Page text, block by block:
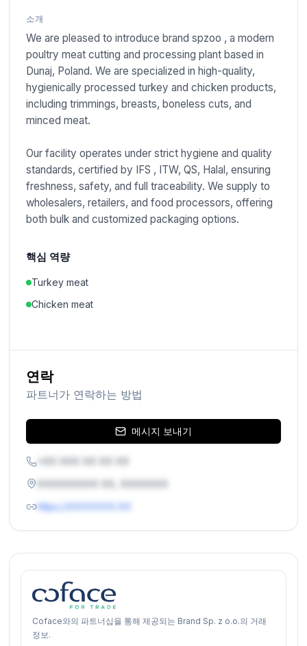
소개
We are pleased to introduce brand spzoo , a modern
poultry meat cutting and processing plant based in
Dunaj, Poland. We are specialized in high-quality,
hygienically processed turkey and chicken products,
including trimmings, breasts, boneless cuts, and
minced meat.
Our facility operates under strict hygiene and quality
standards, certified by IFS , ITW, QS, Halal, ensuring
freshness, safety, and full traceability. We supply to
wholesalers, retailers, and food processors, offering
both bulk and customized packaging options.
핵심 역량
Turkey meat
Chicken meat
연락
파트너가 연락하는 방법
메시지 보내기
https://XXXXXXX.XX
Coface와의 파트너십을 통해 제공되는 Brand Sp. z o.o.의 거래
정보.